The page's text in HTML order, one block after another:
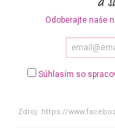
Odoberajte naše
Súhlasím so
Zdroj: https://